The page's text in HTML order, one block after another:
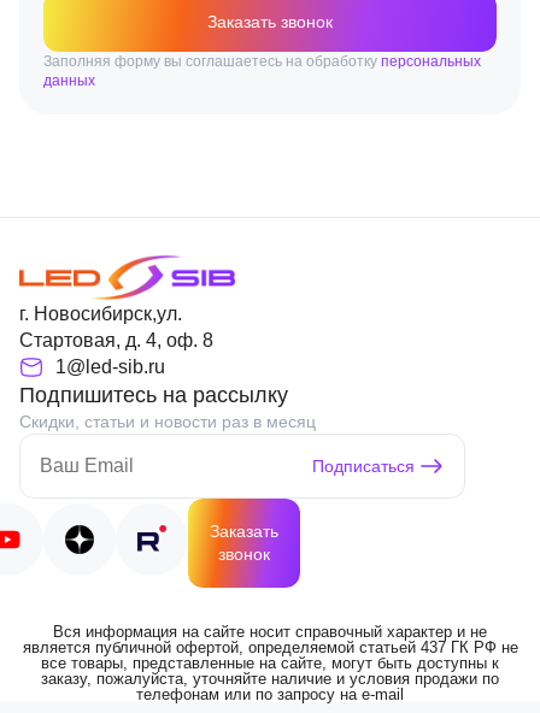
Заказать звонок
Заполняя форму вы соглашаетесь на обработку персональных
данных
г. Новосибирск,ул.
Стартовая, д. 4, оф. 8
1@led-sib.ru
Подпишитесь на рассылку
Скидки, статьи и новости раз в месяц
Подписаться
Заказать
звонок
Вся информация на сайте носит справочный характер и не
является публичной офертой, определяемой статьей 437 ГК РФ не
все товары, представленные на сайте, могут быть доступны к
заказу, пожалуйста, уточняйте наличие и условия продажи по
телефонам или по запросу на e-mail